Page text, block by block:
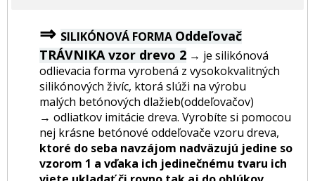
⇒ SILIKÓNOVÁ FORMA Oddeľovač
TRÁVNIKA vzor drevo 2 → je silikónová
odlievacia forma vyrobená z vysokokvalitných
silikónových živíc, ktorá slúži na výrobu
malých betónových dlažieb(oddeľovačov)
→ odliatkov imitácie dreva. Vyrobíte si pomocou
nej krásne betónové oddeľovače vzoru dreva,
ktoré do seba navzájom nadväzujú jedine so
vzorom 1 a vďaka ich jedinečnému tvaru ich